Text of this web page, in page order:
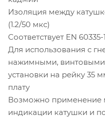
Изоляция между
(1.2/50 мкс)
Соответствует EN
Для использования с
нажимными,
установки на рейку 35
плату
Возможно применение
индикации катушки и